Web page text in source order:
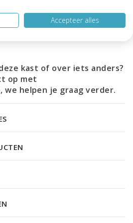
kast of over iets anders?
op met
, we helpen je graag verder.
Accepteer alles